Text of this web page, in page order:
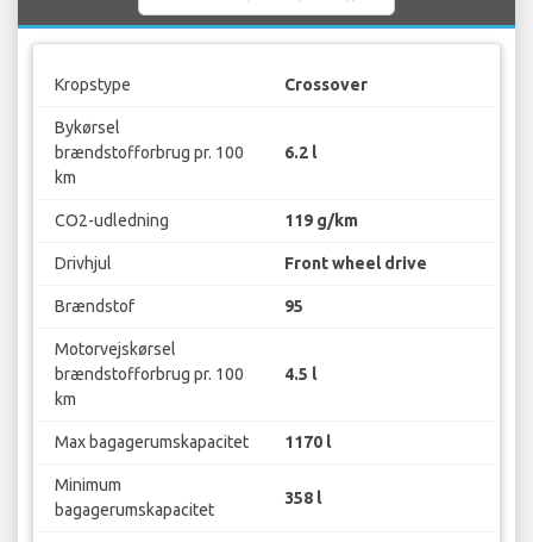
Kropstype Crossover
Bykørsel
brændstofforbrug pr. 100
km
6.2 l
CO2-udledning 119 g/km
Drivhjul Front wheel drive
Brændstof 95
Motorvejskørsel
brændstofforbrug pr. 100
km
4.5 l
Max bagagerumskapacitet 1170 l
Minimum
bagagerumskapacitet
358 l